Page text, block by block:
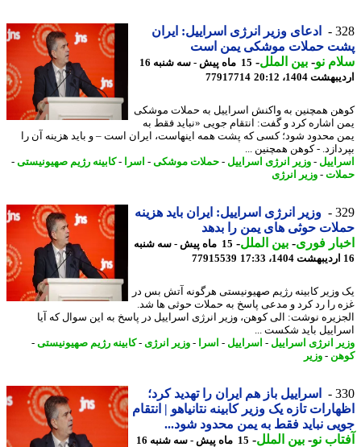
ادعای وزیر انرژی اسراییل: ایران
حملات موشکی یمن است
نو- بین الملل-
15 ماه پیش - سه شنبه 16
1404، 20:12
77917714
همچنین به واکنش اسراییل به حملات موشکی
اشاره کرد و گفت: انتقام جویی «نباید فقط به
محدود شود؛ کسی که پشت همه اینهاست، ایران است – و باید هزینه آن را
- کوهن همچنین ...
-وزیر انرژی اسراییل -حملات موشکی-اسرا -کابینه رژیم صهیونیستی-
-وزیر انرژی
وزیر انرژی اسراییل: ایران باید هزینه
حوثی های یمن را بدهد
فوری- بین الملل-
15 ماه پیش - سه شنبه
77915539
کابینه رژیم صهیونیستی هرگونه آتش بس در
غزه را رد کرد و مدعی پاسخ به حملات حوثی ‎ها شد.
نوشت: الی کوهن، وزیر انرژی اسراییل در پاسخ به این سوال که آیا
باید شکست ...
انرژی اسراییل
-اسراییل -اسرا -وزیر انرژی-کابینه رژیم صهیونیستی-
-وزیر
اسراییل باز هم ایران را تهدید کرد؛
تازه یک وزیر کابینه نتانیاهو | انتقام
نباید فقط به یمن محدود شود...
نو- بین الملل-
15 ماه پیش - سه شنبه 16